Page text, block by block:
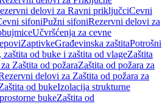
delovi za Ravni priključciCevni
sifoniPužni sifoniRezervni delovi za
Učvršćenja za cevne
ZaptivkeGrađevinska zaštitaPotrošni
zaštita od buke i zaštita od vlageZaštita
Zaštita od požaraZaštita od požara za
delovi za Zaštita od požara za
od bukeIzolacija strukturne
bukeZaštita od